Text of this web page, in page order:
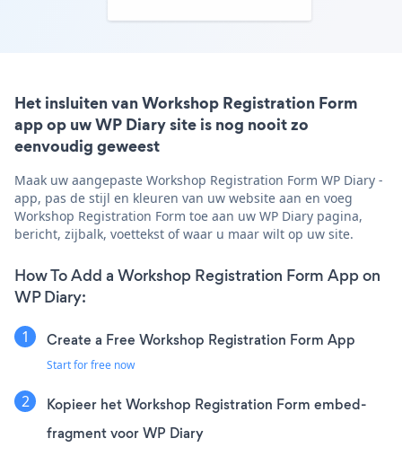
Het insluiten van Workshop Registration Form
app op uw WP Diary site is nog nooit zo
eenvoudig geweest
Maak uw aangepaste Workshop Registration Form WP Diary -
app, pas de stijl en kleuren van uw website aan en voeg
Workshop Registration Form toe aan uw WP Diary pagina,
bericht, zijbalk, voettekst of waar u maar wilt op uw site.
How To Add a Workshop Registration Form App on
WP Diary:
Create a Free Workshop Registration Form App
Start for free now
Kopieer het Workshop Registration Form embed-
fragment voor WP Diary